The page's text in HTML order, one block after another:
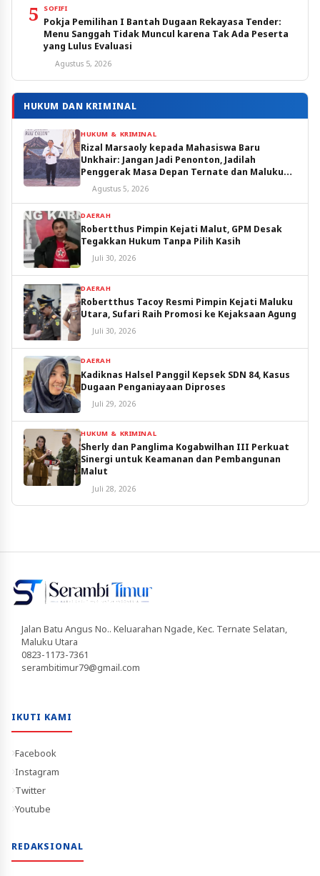
5 SOFIFI
Pokja Pemilihan I Bantah Dugaan Rekayasa Tender:
Menu Sanggah Tidak Muncul karena Tak Ada Peserta
yang Lulus Evaluasi
Agustus 5, 2026
HUKUM DAN KRIMINAL
HUKUM & KRIMINAL
Rizal Marsaoly kepada Mahasiswa Baru
Unkhair: Jangan Jadi Penonton, Jadilah
Penggerak Masa Depan Ternate dan Maluku
Utara
Agustus 5, 2026
DAERAH
Robertthus Pimpin Kejati Malut, GPM Desak
Tegakkan Hukum Tanpa Pilih Kasih
Juli 30, 2026
DAERAH
Robertthus Tacoy Resmi Pimpin Kejati Maluku
Utara, Sufari Raih Promosi ke Kejaksaan Agung
Juli 30, 2026
DAERAH
Kadiknas Halsel Panggil Kepsek SDN 84, Kasus
Dugaan Penganiayaan Diproses
Juli 29, 2026
HUKUM & KRIMINAL
Sherly dan Panglima Kogabwilhan III Perkuat
Sinergi untuk Keamanan dan Pembangunan
Malut
Juli 28, 2026
Jalan Batu Angus No.. Keluarahan Ngade, Kec. Ternate Selatan,
Maluku Utara
0823-1173-7361
serambitimur79@gmail.com
IKUTI KAMI
Facebook
Instagram
Twitter
Youtube
REDAKSIONAL